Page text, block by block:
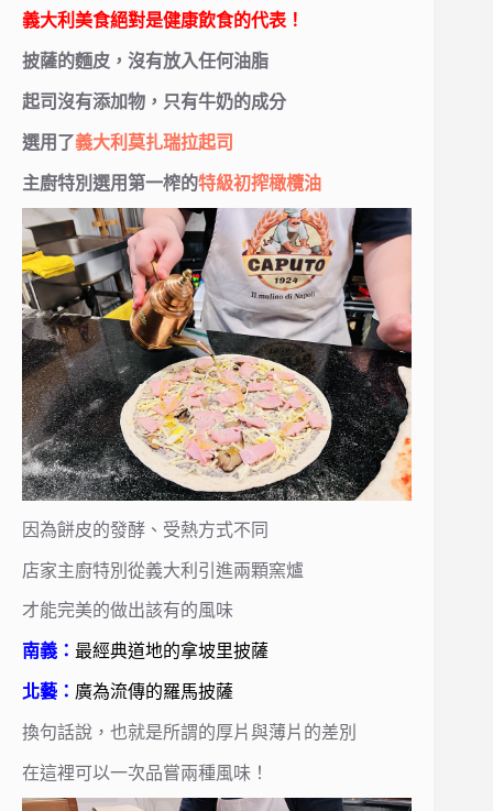
義大利美食絕對是健康飲食的代表！
披薩的麵皮，沒有放入任何油脂
起司沒有添加物，只有牛奶的成分
選用了義大利莫扎瑞拉起司
主廚特別選用第一榨的特級初搾橄欖油
因為餅皮的發酵、受熱方式不同
店家主廚特別從義大利引進兩顆窯爐
才能完美的做出該有的風味
南義： 最經典道地的拿坡里披薩
北藝： 廣為流傳的羅馬披薩
換句話說，也就是所謂的厚片與薄片的差別
在這裡可以一次品嘗兩種風味！